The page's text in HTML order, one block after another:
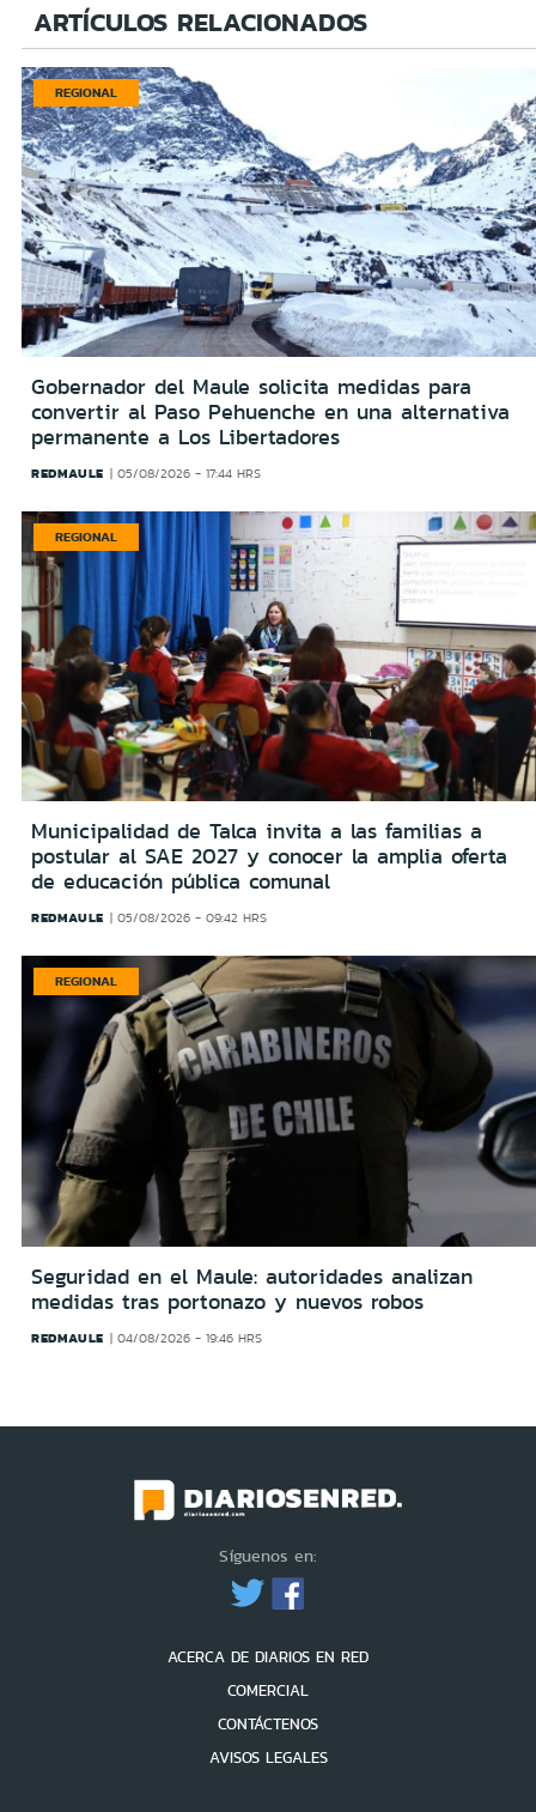
ARTÍCULOS RELACIONADOS
REGIONAL
Gobernador del Maule solicita medidas para
convertir al Paso Pehuenche en una alternativa
permanente a Los Libertadores
REDMAULE 05/08/2026 - 17:44 HRS
REGIONAL
Municipalidad de Talca invita a las familias a
postular al SAE 2027 y conocer la amplia oferta
de educación pública comunal
REDMAULE 05/08/2026 - 09:42 HRS
REGIONAL
Seguridad en el Maule: autoridades analizan
medidas tras portonazo y nuevos robos
REDMAULE 04/08/2026 - 19:46 HRS
Síguenos en:
ACERCA DE DIARIOS EN RED
COMERCIAL
CONTÁCTENOS
AVISOS LEGALES